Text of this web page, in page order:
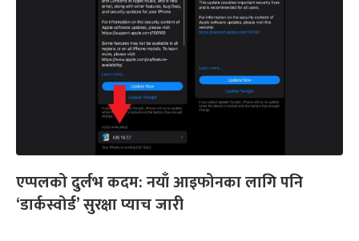
एप्पलको दुर्लभ कदम: नयाँ आइफोनका लागि पनि
‘डार्कस्वोर्ड’ सुरक्षा प्याच जारी